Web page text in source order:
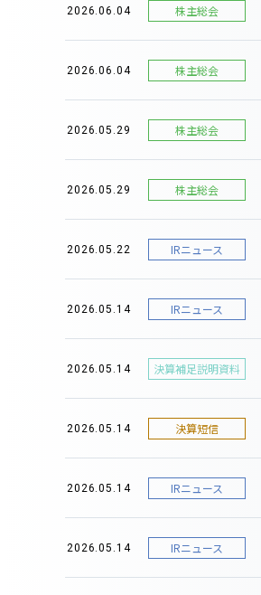
2026.06.04 株主総会
2026.06.04 株主総会
2026.05.29 株主総会
2026.05.29 株主総会
2026.05.22 IRニュース
2026.05.14 IRニュース
2026.05.14 決算補足説明資料
2026.05.14 決算短信
2026.05.14 IRニュース
2026.05.14 IRニュース